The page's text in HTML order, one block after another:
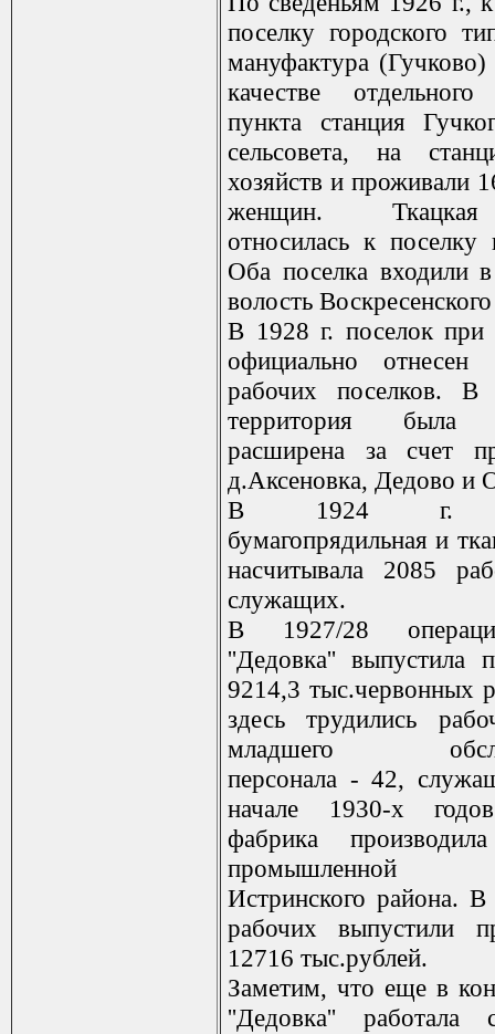
поселку городского
мануфактура
качестве отдельного
пункта станция
сельсовета, на
хозяйств и проживали
женщин.
относилась к поселку
Оба поселка входили
волость
В 1928 г. поселок при
официально отнесен
рабочих поселков.
территория была
расширена за счет
д.Аксеновка, Дедово и
В 1924 г.
бумагопрядильная и
насчитывала 2085
служащих.
В 1927/28
''Дедовка'' выпустила
9214,3 тыс.червонных
здесь трудились
младшего
персонала - 42,
начале 1930-х
фабрика
промышленной
Истринского района.
рабочих выпустили
12716 тыс.рублей.
Заметим, что еще в
''Дедовка'' работала